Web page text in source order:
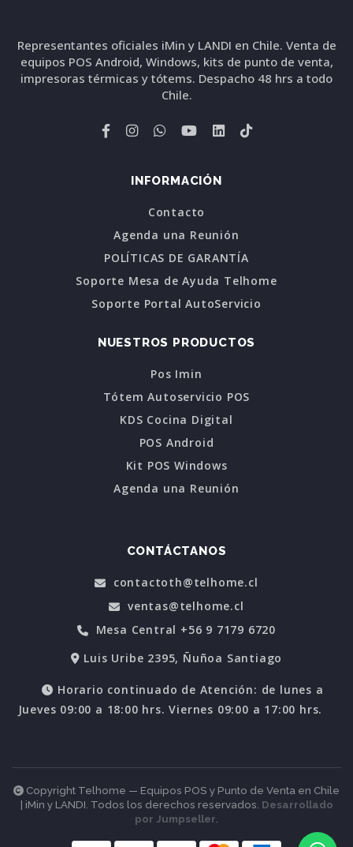
Representantes oficiales iMin y LANDI en Chile. Venta de
equipos POS Android, Windows, kits de punto de venta,
impresoras térmicas y tótems. Despacho 48 hrs a todo
Chile.
INFORMACIÓN
Contacto
Agenda una Reunión
POLÍTICAS DE GARANTÍA
Soporte Mesa de Ayuda Telhome
Soporte Portal AutoServicio
NUESTROS PRODUCTOS
Pos Imin
Tótem Autoservicio POS
KDS Cocina Digital
POS Android
Kit POS Windows
Agenda una Reunión
CONTÁCTANOS
contactoth@telhome.cl
ventas@telhome.cl
Mesa Central +56 9 7179 6720
Luis Uribe 2395, Ñuñoa Santiago
Horario continuado de Atención: de lunes a
Jueves 09:00 a 18:00 hrs. Viernes 09:00 a 17:00 hrs.
Copyright Telhome — Equipos POS y Punto de Venta en Chile
| iMin y LANDI. Todos los derechos reservados. Desarrollado
por Jumpseller.